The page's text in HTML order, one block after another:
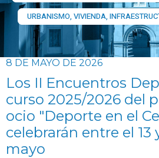
URBANISMO, VIVIENDA,
8 DE MAYO DE 2026
Los II Encuentros
curso 2025/2026 del
ocio "Deporte en el
celebrarán entre el 13
mayo